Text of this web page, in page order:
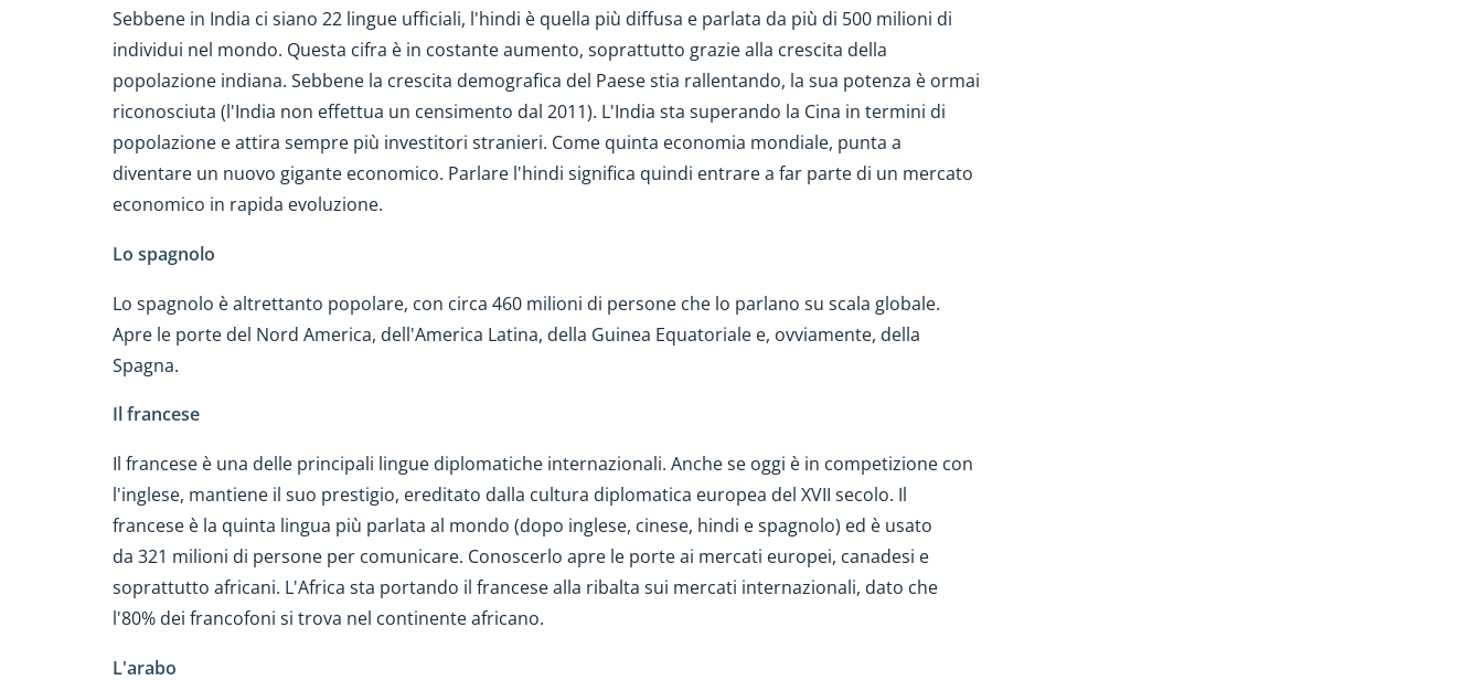
Sebbene in India ci siano 22 lingue ufficiali, l'hindi è quella più diffusa e parlata da più di 500 milioni di
individui nel mondo. Questa cifra è in costante aumento, soprattutto grazie alla crescita della
popolazione indiana. Sebbene la crescita demografica del Paese stia rallentando, la sua potenza è ormai
riconosciuta (l'India non effettua un censimento dal 2011). L'India sta superando la Cina in termini di
popolazione e attira sempre più investitori stranieri. Come quinta economia mondiale, punta a
diventare un nuovo gigante economico. Parlare l'hindi significa quindi entrare a far parte di un mercato
economico in rapida evoluzione.
Lo spagnolo
Lo spagnolo è altrettanto popolare, con circa 460 milioni di persone che lo parlano su scala globale.
Apre le porte del Nord America, dell'America Latina, della Guinea Equatoriale e, ovviamente, della
Spagna.
Il francese
Il francese è una delle principali lingue diplomatiche internazionali. Anche se oggi è in competizione con
l'inglese, mantiene il suo prestigio, ereditato dalla cultura diplomatica europea del XVII secolo. Il
francese è la quinta lingua più parlata al mondo (dopo inglese, cinese, hindi e spagnolo) ed è usato
da 321 milioni di persone per comunicare. Conoscerlo apre le porte ai mercati europei, canadesi e
soprattutto africani. L'Africa sta portando il francese alla ribalta sui mercati internazionali, dato che
l'80% dei francofoni si trova nel continente africano.
L'arabo